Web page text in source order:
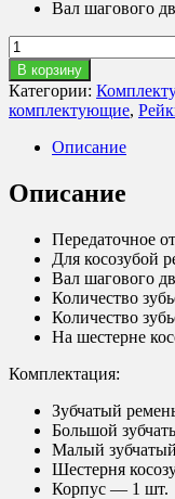
Вал шагового
Количество
товара
Редуктор
ременной
для
косозубой
(1:5)
в
В корзину
Категории:
комплектующие,
Описание
Описание
Передаточное
Для косозубой
Вал шагового
Количество
Количество
На шестерне
Комплектация:
Зубчатый
Большой
Малый
Шестерня
Корпус — 1 шт.